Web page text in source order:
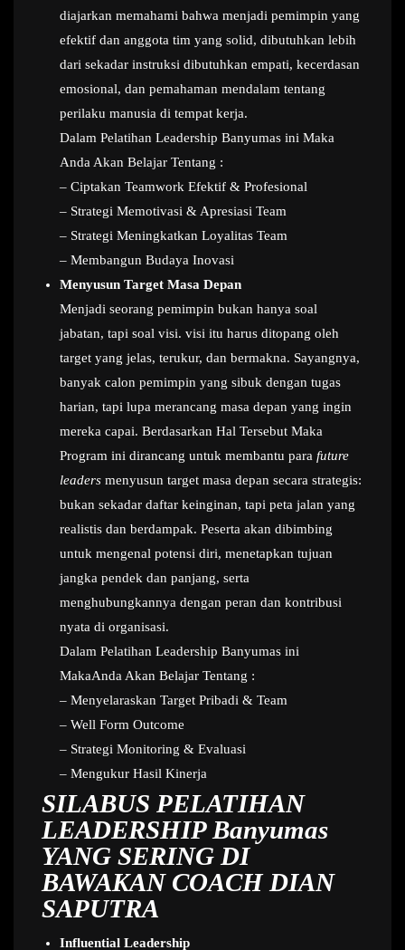
diajarkan memahami bahwa menjadi pemimpin yang
efektif dan anggota tim yang solid, dibutuhkan lebih
dari sekadar instruksi dibutuhkan empati, kecerdasan
emosional, dan pemahaman mendalam tentang
perilaku manusia di tempat kerja.
Dalam Pelatihan Leadership Banyumas ini Maka
Anda Akan Belajar Tentang :
– Ciptakan Teamwork Efektif & Profesional
– Strategi Memotivasi & Apresiasi Team
– Strategi Meningkatkan Loyalitas Team
– Membangun Budaya Inovasi
Menyusun Target Masa Depan
Menjadi seorang pemimpin bukan hanya soal
jabatan, tapi soal visi. visi itu harus ditopang oleh
target yang jelas, terukur, dan bermakna. Sayangnya,
banyak calon pemimpin yang sibuk dengan tugas
harian, tapi lupa merancang masa depan yang ingin
mereka capai. Berdasarkan Hal Tersebut Maka
Program ini dirancang untuk membantu para future
leaders menyusun target masa depan secara strategis:
bukan sekadar daftar keinginan, tapi peta jalan yang
realistis dan berdampak. Peserta akan dibimbing
untuk mengenal potensi diri, menetapkan tujuan
jangka pendek dan panjang, serta
menghubungkannya dengan peran dan kontribusi
nyata di organisasi.
Dalam Pelatihan Leadership Banyumas ini
MakaAnda Akan Belajar Tentang :
– Menyelaraskan Target Pribadi & Team
– Well Form Outcome
– Strategi Monitoring & Evaluasi
– Mengukur Hasil Kinerja
SILABUS PELATIHAN
LEADERSHIP Banyumas
YANG SERING DI
BAWAKAN COACH DIAN
SAPUTRA
Influential Leadership